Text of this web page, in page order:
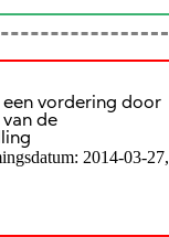
vordering door
de
2014-03-27,